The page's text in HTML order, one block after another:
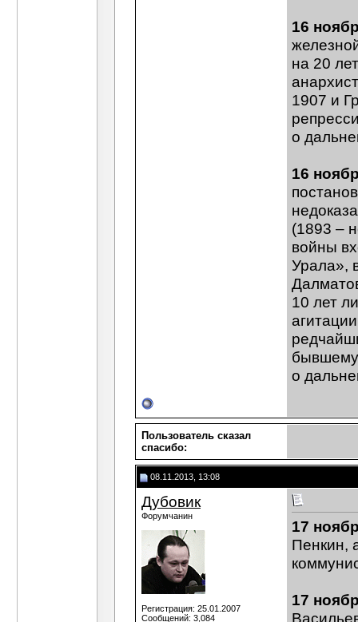
16
на 20
1907 и
о
16
(1893 –
войны
Урала»,
10 лет
бывшему
о
Пользователь сказал
cпасибо:
08.11.2013, 13:08
Дубовик
Форумчанин
Регистрация: 25.01.2007
Сообщений: 3,084
17
Пенкин,
17